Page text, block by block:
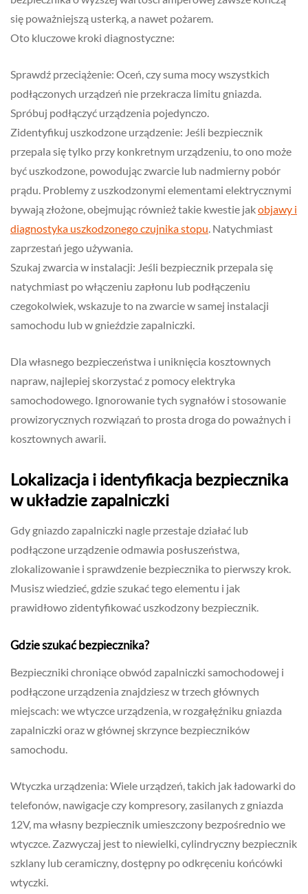
się poważniejszą usterką, a nawet pożarem.
Oto kluczowe kroki diagnostyczne:
Sprawdź przeciążenie: Oceń, czy suma mocy wszystkich
podłączonych urządzeń nie przekracza limitu gniazda.
Spróbuj podłączyć urządzenia pojedynczo.
Zidentyfikuj uszkodzone urządzenie: Jeśli bezpiecznik
przepala się tylko przy konkretnym urządzeniu, to ono może
być uszkodzone, powodując zwarcie lub nadmierny pobór
prądu. Problemy z uszkodzonymi elementami elektrycznymi
bywają złożone, obejmując również takie kwestie jakobjawy i
diagnostyka uszkodzonego czujnika stopu . Natychmiast
zaprzestań jego używania.
Szukaj zwarcia w instalacji: Jeśli bezpiecznik przepala się
natychmiast po włączeniu zapłonu lub podłączeniu
czegokolwiek, wskazuje to na zwarcie w samej instalacji
samochodu lub w gnieździe zapalniczki.
Dla własnego bezpieczeństwa i uniknięcia kosztownych
napraw, najlepiej skorzystać z pomocy elektryka
samochodowego. Ignorowanie tych sygnałów i stosowanie
prowizorycznych rozwiązań to prosta droga do poważnych i
kosztownych awarii.
Lokalizacja i identyfikacja bezpiecznika
w układzie zapalniczki
Gdy gniazdo zapalniczki nagle przestaje działać lub
podłączone urządzenie odmawia posłuszeństwa,
zlokalizowanie i sprawdzenie bezpiecznika to pierwszy krok.
Musisz wiedzieć, gdzie szukać tego elementu i jak
prawidłowo zidentyfikować uszkodzony bezpiecznik.
Gdzie szukać bezpiecznika?
Bezpieczniki chroniące obwód zapalniczki samochodowej i
podłączone urządzenia znajdziesz w trzech głównych
miejscach: we wtyczce urządzenia, w rozgałęźniku gniazda
zapalniczki oraz w głównej skrzynce bezpieczników
samochodu.
Wtyczka urządzenia: Wiele urządzeń, takich jak ładowarki do
telefonów, nawigacje czy kompresory, zasilanych z gniazda
12V, ma własny bezpiecznik umieszczony bezpośrednio we
wtyczce. Zazwyczaj jest to niewielki, cylindryczny bezpiecznik
szklany lub ceramiczny, dostępny po odkręceniu końcówki
wtyczki.